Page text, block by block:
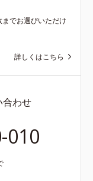
でお選びいただけ
詳しくはこちら
合わせ
010